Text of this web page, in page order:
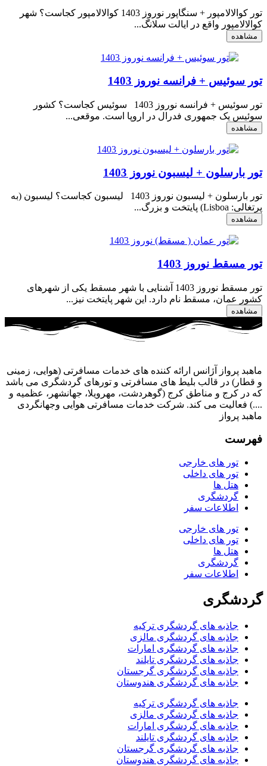
تور کوالالامپور + سنگاپور نوروز 1403 کوالالامپور کجاست؟ شهر
کوالالامپور واقع در ايالت سلانگ...
مشاهده
تور سوئیس + فرانسه نوروز 1403
تور سوئیس + فرانسه نوروز 1403 سوئیس کجاست؟ کشور
سوئیس یک جمهوری فدرال در اروپا است. موقعی...
مشاهده
تور بارسلون + لیسبون نوروز 1403
تور بارسلون + لیسبون نوروز 1403 لیسبون کجاست؟ لیسبون (به
پرتغالی: Lisboa) پایتخت و بزرگ...
مشاهده
تور مسقط نوروز 1403
تور مسقط نوروز 1403 آشنایی با شهر مسقط یکی از شهرهای
کشور عمان، مسقط نام دارد. این شهر پایتخت نیز...
مشاهده
ماهبد پرواز آژانس ارائه کننده های خدمات مسافرتی (هوایی، زمینی
و قطار) در قالب بلیط های مسافرتی و تورهای گردشگری می باشد
که در کرج و مناطق کرج (گوهردشت، مهرویلا، جهانشهر، عظمیه و
....) فعالیت می کند. شرکت خدمات مسافرتی هوایی وجهانگردی
ماهبد پرواز
فهرست
تور های خارجی
تور های داخلی
هتل ها
گردشگری
اطلاعات سفر
تور های خارجی
تور های داخلی
هتل ها
گردشگری
اطلاعات سفر
گردشگری
جاذبه های گردشگری ترکیه
جاذبه های گردشگری مالزی
جاذبه های گردشگری امارات
جاذبه های گردشگری تایلند
جاذبه های گردشگری گرجستان
جاذبه های گردشگری هندوستان
جاذبه های گردشگری ترکیه
جاذبه های گردشگری مالزی
جاذبه های گردشگری امارات
جاذبه های گردشگری تایلند
جاذبه های گردشگری گرجستان
جاذبه های گردشگری هندوستان